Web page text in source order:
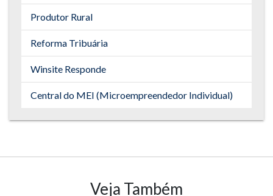
Produtor Rural
Reforma Tribuária
Winsite Responde
Central do MEI (Microempreendedor Individual)
Veja Também